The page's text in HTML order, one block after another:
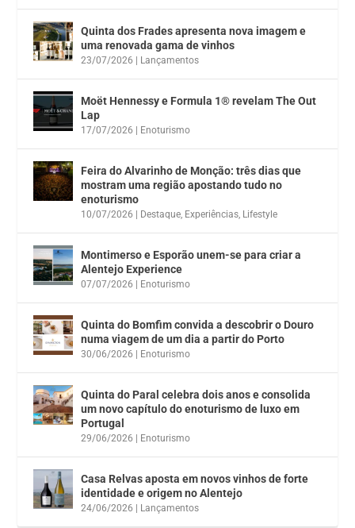
Quinta dos Frades apresenta nova imagem e
uma renovada gama de vinhos
23/07/2026 Lançamentos
Moët Hennessy e Formula 1® revelam The Out
Lap
17/07/2026 Enoturismo
Feira do Alvarinho de Monção: três dias que
mostram uma região apostando tudo no
enoturismo
10/07/2026 Destaque, Experiências, Lifestyle
Montimerso e Esporão unem-se para criar a
Alentejo Experience
07/07/2026 Enoturismo
Quinta do Bomfim convida a descobrir o Douro
numa viagem de um dia a partir do Porto
30/06/2026 Enoturismo
Quinta do Paral celebra dois anos e consolida
um novo capítulo do enoturismo de luxo em
Portugal
29/06/2026 Enoturismo
Casa Relvas aposta em novos vinhos de forte
identidade e origem no Alentejo
24/06/2026 Lançamentos